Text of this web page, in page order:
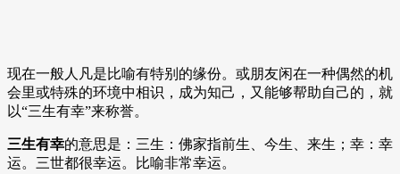
现在一般人凡是比喻有特别的缘份。或朋友闲在一种偶然的机
会里或特殊的环境中相识，成为知己，又能够帮助自己的，就
以“三生有幸”来称誉。
三生有幸的意思是：三生：佛家指前生、今生、来生；幸：幸
运。三世都很幸运。比喻非常幸运。